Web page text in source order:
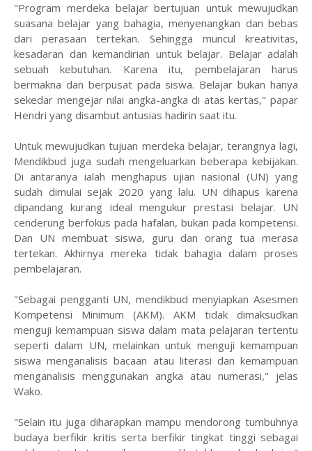
"Program merdeka belajar bertujuan untuk mewujudkan
suasana belajar yang bahagia, menyenangkan dan bebas
dari perasaan tertekan. Sehingga muncul kreativitas,
kesadaran dan kemandirian untuk belajar. Belajar adalah
sebuah kebutuhan. Karena itu, pembelajaran harus
bermakna dan berpusat pada siswa. Belajar bukan hanya
sekedar mengejar nilai angka-angka di atas kertas," papar
Hendri yang disambut antusias hadirin saat itu.
Untuk mewujudkan tujuan merdeka belajar, terangnya lagi,
Mendikbud juga sudah mengeluarkan beberapa kebijakan.
Di antaranya ialah menghapus ujian nasional (UN) yang
sudah dimulai sejak 2020 yang lalu. UN dihapus karena
dipandang kurang ideal mengukur prestasi belajar. UN
cenderung berfokus pada hafalan, bukan pada kompetensi.
Dan UN membuat siswa, guru dan orang tua merasa
tertekan. Akhirnya mereka tidak bahagia dalam proses
pembelajaran.
"Sebagai pengganti UN, mendikbud menyiapkan Asesmen
Kompetensi Minimum (AKM). AKM tidak dimaksudkan
menguji kemampuan siswa dalam mata pelajaran tertentu
seperti dalam UN, melainkan untuk menguji kemampuan
siswa menganalisis bacaan atau literasi dan kemampuan
menganalisis menggunakan angka atau numerasi," jelas
Wako.
"Selain itu juga diharapkan mampu mendorong tumbuhnya
budaya berfikir kritis serta berfikir tingkat tinggi sebagai